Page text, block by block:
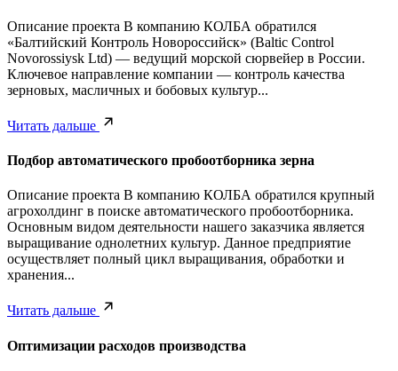
Описание проекта В компанию КОЛБА обратился
«Балтийский Контроль Новороссийск» (Baltic Control
Novorossiysk Ltd) — ведущий морской сюрвейер в России.
Ключевое направление компании — контроль качества
зерновых, масличных и бобовых культур...
Читать дальше
Подбор автоматического пробоотборника зерна
Описание проекта В компанию КОЛБА обратился крупный
агрохолдинг в поиске автоматического пробоотборника.
Основным видом деятельности нашего заказчика является
выращивание однолетних культур. Данное предприятие
осуществляет полный цикл выращивания, обработки и
хранения...
Читать дальше
Оптимизации расходов производства